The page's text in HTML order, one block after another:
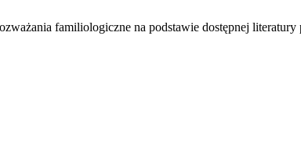
familiologiczne na podstawie dostępnej literatury